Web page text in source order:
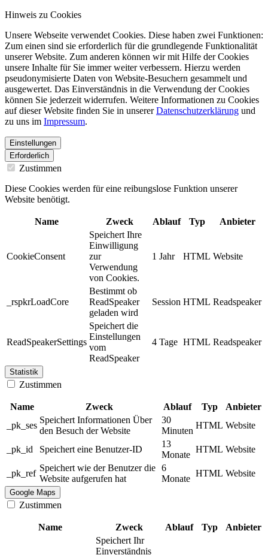
Hinweis zu Cookies
Unsere Webseite verwendet Cookies. Diese haben zwei Funktionen:
Zum einen sind sie erforderlich für die grundlegende Funktionalität
unserer Website. Zum anderen können wir mit Hilfe der Cookies
unsere Inhalte für Sie immer weiter verbessern. Hierzu werden
pseudonymisierte Daten von Website-Besuchern gesammelt und
ausgewertet. Das Einverständnis in die Verwendung der Cookies
können Sie jederzeit widerrufen. Weitere Informationen zu Cookies
auf dieser Website finden Sie in unsererDatenschutzerklärung und
zu uns im Impressum.
Einstellungen
Erforderlich
Zustimmen
Diese Cookies werden für eine reibungslose Funktion unserer
Website benötigt.
Name Zweck Ablauf Typ Anbieter
CookieConsent
Speichert Ihre
Einwilligung
zur
Verwendung
von Cookies.
1 Jahr HTML Website
_rspkrLoadCore
Bestimmt ob
ReadSpeaker
geladen wird
Session HTML Readspeaker
ReadSpeakerSettings
Speichert die
Einstellungen
vom
ReadSpeaker
4 Tage HTML Readspeaker
Statistik
Zustimmen
Name Zweck Ablauf Typ
Anbieter
_pk_ses
Speichert Informationen Über
den Besuch der Website
30
Minuten
HTML Website
_pk_id Speichert eine Benutzer-ID
13
Monate
HTML Website
_pk_ref
Speichert wie der Benutzer die
Website aufgerufen hat
6
Monate
HTML Website
Google Maps
Zustimmen
Name Zweck Ablauf Typ
Anbieter
Speichert Ihr
Einverständnis